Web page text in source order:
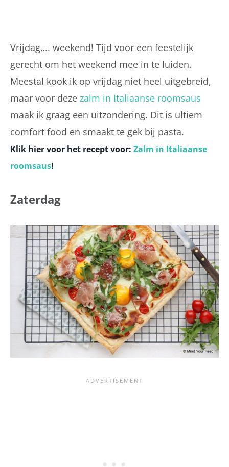
Vrijdag…. weekend! Tijd voor een feestelijk
gerecht om het weekend mee in te luiden.
Meestal kook ik op vrijdag niet heel uitgebreid,
maar voor deze zalm in Italiaanse roomsaus
maak ik graag een uitzondering. Dit is ultiem
comfort food en smaakt te gek bij pasta.
Klik hier voor het recept voor: Zalm in Italiaanse
roomsaus!
Zaterdag